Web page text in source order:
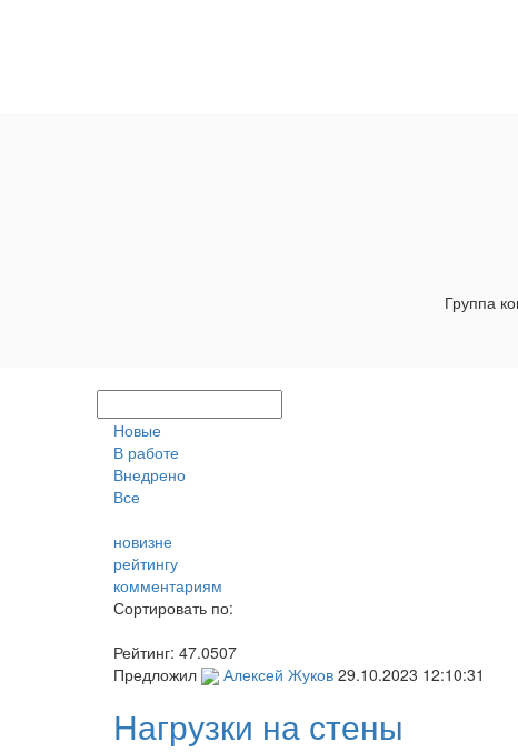
Группа
Новые
В работе
Внедрено
Все
новизне
рейтингу
комментариям
Сортировать по:
Рейтинг: 47.0507
Предложил
Алексей Жуков 29.10.2023 12:10:31
Нагрузки на стены